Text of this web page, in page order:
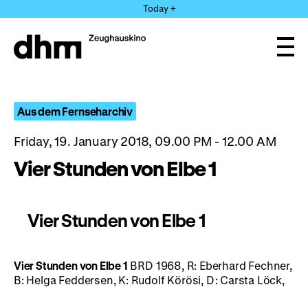
directly
the
Today +
Aus dem Fernseharchiv
Friday, 19. January 2018, 09.00 PM - 12.00 AM
Vier Stunden von Elbe 1
Vier Stunden von Elbe 1
Vier Stunden von Elbe 1 BRD 1968, R: Eberhard Fechner,
B: Helga Feddersen, K: Rudolf Körösi, D: Carsta Löck,